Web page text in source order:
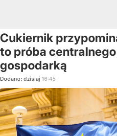
Cukiernik
to próba
gospodarką
Dodano: dzisiaj 16:45